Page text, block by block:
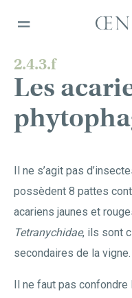
2.4.3.f
Les
Il ne s’agit pas
possèdent 8 pattes
acariens jaunes et
Tetranychidae, ils sont
secondaires de la vigne.
Il ne faut pas